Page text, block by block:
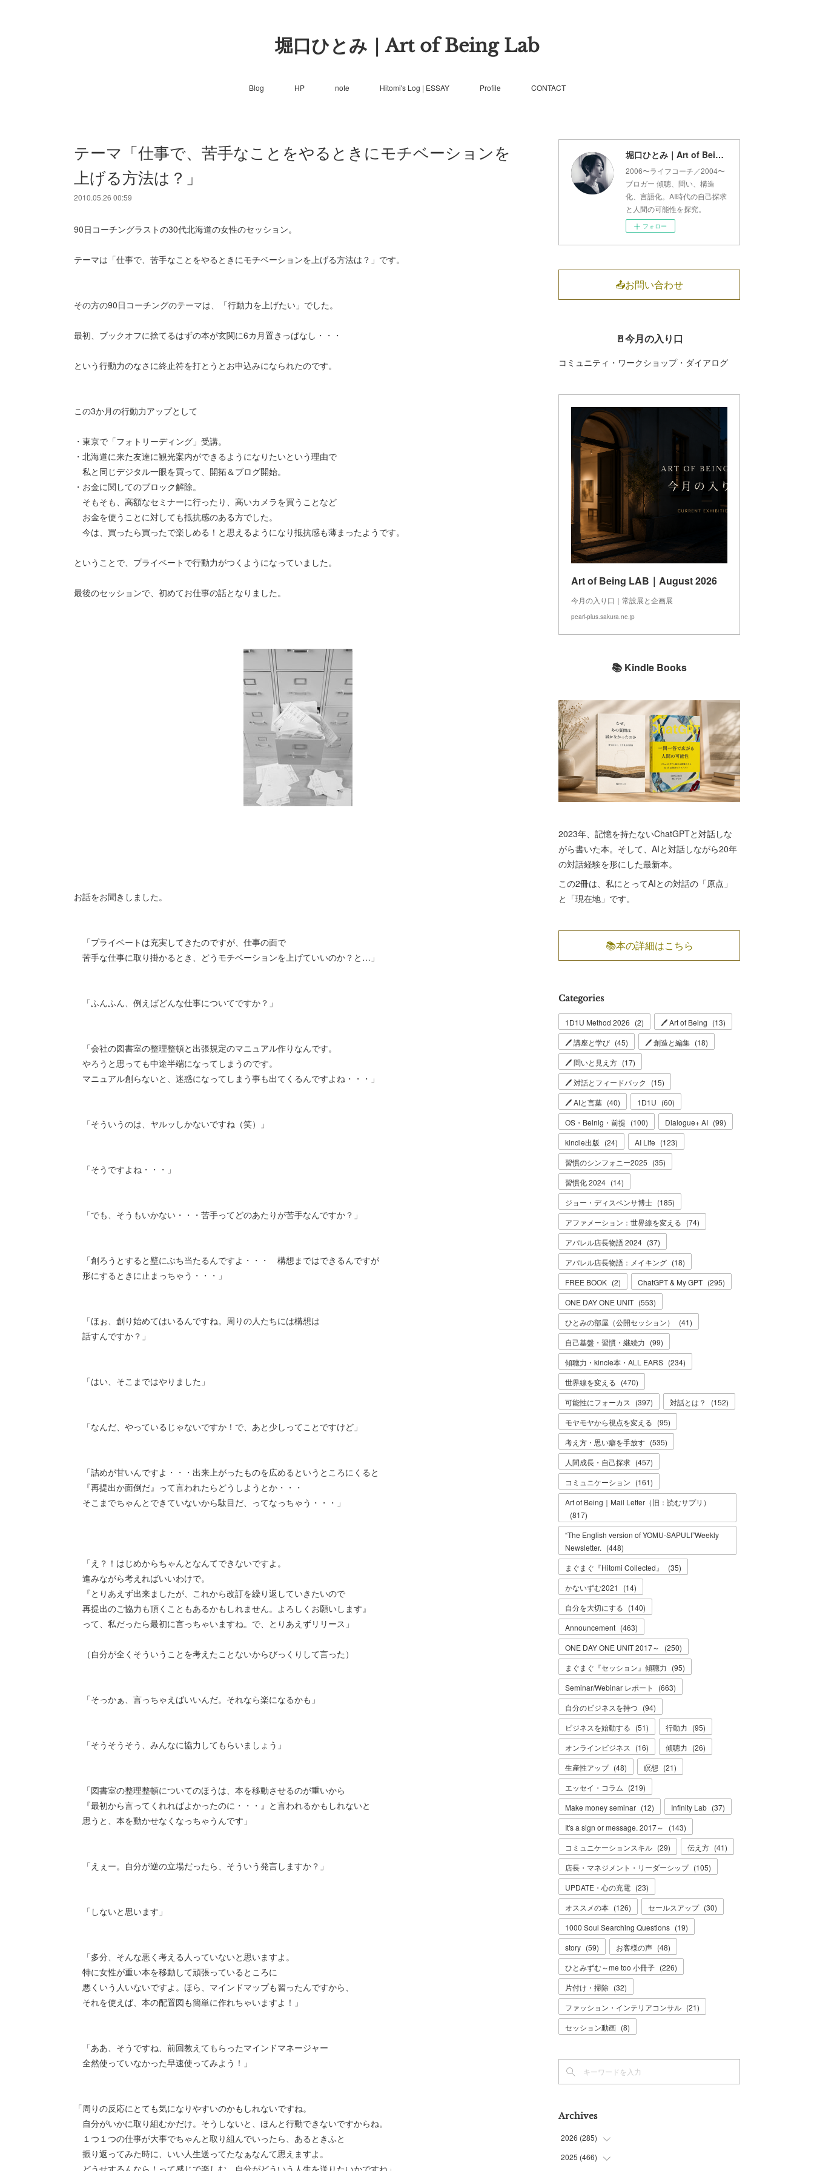
堀口ひとみ｜Art of Being Lab
Blog HP note Hitomi's Log | ESSAY Profile CONTACT
テーマ「仕事で、苦手なことをやるときにモチベーションを
上げる方法は？」
2010.05.26 00:59
90日コーチングラストの30代北海道の女性のセッション。
テーマは「仕事で、苦手なことをやるときにモチベーションを上げる方法は？」です。
その方の90日コーチングのテーマは、「行動力を上げたい」でした。
最初、ブックオフに捨てるはずの本が玄関に6カ月置きっぱなし・・・
という行動力のなさに終止符を打とうとお申込みになられたのです。
この3か月の行動力アップとして
・東京で「フォトリーディング」受講。
・北海道に来た友達に観光案内ができるようになりたいという理由で
私と同じデジタル一眼を買って、開拓＆ブログ開始。
・お金に関してのブロック解除。
そもそも、高額なセミナーに行ったり、高いカメラを買うことなど
お金を使うことに対しても抵抗感のある方でした。
今は、買ったら買ったで楽しめる！と思えるようになり抵抗感も薄まったようです。
ということで、プライベートで行動力がつくようになっていました。
最後のセッションで、初めてお仕事の話となりました。
お話をお聞きしました。
「プライベートは充実してきたのですが、仕事の面で
苦手な仕事に取り掛かるとき、どうモチベーションを上げていいのか？と…」
「ふんふん、例えばどんな仕事についてですか？」
「会社の図書室の整理整頓と出張規定のマニュアル作りなんです。
やろうと思っても中途半端になってしまうのです。
マニュアル創らないと、迷惑になってしまう事も出てくるんですよね・・・」
「そういうのは、ヤルッしかないですね（笑）」
「そうですよね・・・」
「でも、そうもいかない・・・苦手ってどのあたりが苦手なんですか？」
「創ろうとすると壁にぶち当たるんですよ・・・ 構想まではできるんですが
形にするときに止まっちゃう・・・」
「ほぉ、創り始めてはいるんですね。周りの人たちには構想は
話すんですか？」
「はい、そこまではやりました」
「なんだ、やっているじゃないですか！で、あと少しってことですけど」
「詰めが甘いんですよ・・・出来上がったものを広めるというところにくると
『再提出か面倒だ』って言われたらどうしようとか・・・
そこまでちゃんとできていないから駄目だ、ってなっちゃう・・・」
「え？！はじめからちゃんとなんてできないですよ。
進みながら考えればいいわけで。
『とりあえず出来ましたが、これから改訂を繰り返していきたいので
再提出のご協力も頂くこともあるかもしれません。よろしくお願いします』
って、私だったら最初に言っちゃいますね。で、とりあえずリリース」
（自分が全くそういうことを考えたことないからびっくりして言った）
「そっかぁ、言っちゃえばいいんだ。それなら楽になるかも」
「そうそうそう、みんなに協力してもらいましょう」
「図書室の整理整頓についてのほうは、本を移動させるのが重いから
『最初から言ってくれればよかったのに・・・』と言われるかもしれないと
思うと、本を動かせなくなっちゃうんです」
「えぇー。自分が逆の立場だったら、そういう発言しますか？」
「しないと思います」
「多分、そんな悪く考える人っていないと思いますよ。
特に女性が重い本を移動して頑張っているところに
悪くいう人いないですよ。ほら、マインドマップも習ったんですから、
それを使えば、本の配置図も簡単に作れちゃいますよ！」
「ああ、そうですね、前回教えてもらったマインドマネージャー
全然使っていなかった早速使ってみよう！」
「周りの反応にとても気になりやすいのかもしれないですね。
自分がいかに取り組むかだけ。そうしないと、ほんと行動できないですからね。
１つ１つの仕事が大事でちゃんと取り組んでいったら、あるときふと
振り返ってみた時に、いい人生送ってたなぁなんて思えますよ。
どうせするんなら！って感じで楽しむ。自分がどういう人生を送りたいかですね」
堀口ひとみ｜Art of Being Lab
2006〜ライフコーチ／2004〜
ブロガー 傾聴、問い、構造
化、言語化。AI時代の自己探求
と人間の可能性を探究。
フォロー
📤お問い合わせ
🚪今月の入り口
コミュニティ・ワークショップ・ダイアログ
Art of Being LAB｜August 2026
今月の入り口｜常設展と企画展
pearl-plus.sakura.ne.jp
📚 Kindle Books
2023年、記憶を持たないChatGPTと対話しな
がら書いた本。そして、AIと対話しながら20年
の対話経験を形にした最新本。
この2冊は、私にとってAIとの対話の「原点」
と「現在地」です。
📚本の詳細はこちら
Categories
1D1U Method 2026 (2) 🖊 Art of Being (13)
🖊 講座と学び (45) 🖊 創造と編集 (18)
🖊 問いと見え方 (17)
🖊 対話とフィードバック
(15)
🖊 AIと言葉 (40) 1D1U (60)
OS・Beinig・前提 (100) Dialogue+ AI (99)
kindle出版 (24) AI Life (123)
習慣のシンフォニー2025 (35)
習慣化 2024 (14)
ジョー・ディスペンサ博士 (185)
アファメーション：世界線を変える (74)
アパレル店長物語 2024 (37)
アパレル店長物語：メイキング (18)
FREE BOOK (2) ChatGPT & My GPT (295)
ONE DAY ONE UNIT (553)
ひとみの部屋（公開セッション）
(41)
自己基盤・習慣・継続力 (99)
傾聴力・kincle本・ALL EARS (234)
世界線を変える (470)
可能性にフォーカス
(397) 対話とは？ (152)
モヤモヤから視点を変える (95)
考え方・思い癖を手放す (535)
人間成長・自己探求 (457)
コミュニケーション (161)
Art of Being｜Mail Letter（旧：読むサプリ）
(817)
“The English version of YOMU-SAPULI”Weekly
Newsletter. (448)
まぐまぐ『Hitomi Collected』
(35)
かないずむ2021
(14)
自分を大切にする (140)
Announcement (463)
ONE DAY ONE UNIT 2017～
(250)
まぐまぐ『セッション』傾聴力 (95)
Seminar/Webinar レポート
(663)
自分のビジネスを持つ (94)
ビジネスを始動する (51) 行動力 (95)
オンラインビジネス
(16) 傾聴力 (26)
生産性アップ (48) 瞑想 (21)
エッセイ・コラム (219)
Make money seminar (12) Infinity Lab (37)
It's a sign or message. 2017～
(143)
コミュニケーションスキル (29) 伝え方 (41)
店長・マネジメント・リーダーシップ (105)
UPDATE・心の充電 (23)
オススメの本 (126) セールスアップ (30)
1000 Soul Searching Questions (19)
story (59) お客様の声 (48)
ひとみずむ～me too 小冊子 (226)
片付け・掃除 (32)
ファッション・インテリアコンサル (21)
セッション動画 (8)
Archives
2026 (285)
(6)
2025 (466)